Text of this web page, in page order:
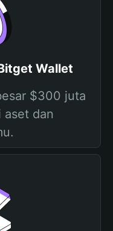
Wallet
$300 juta
dan